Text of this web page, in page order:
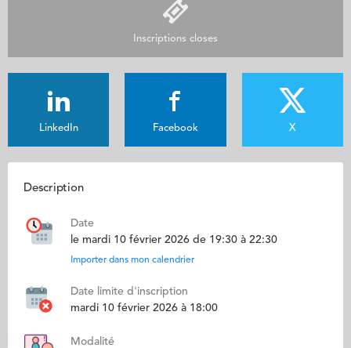
Inscriptions closes
LinkedIn Facebook X
Description
Date
le mardi 10 février 2026 de 19:30 à 22:30
Importer dans mon calendrier
Date limite d'inscription
mardi 10 février 2026 à 18:00
Modalité